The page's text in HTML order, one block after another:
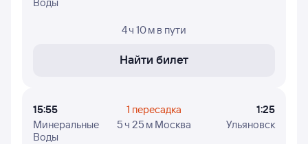
быть неактуальными или не полностью представлены.
Цены в расписании указаны ориентировочные:
двое суток. В случае, если цена не отображена,
на конкретный рейс в Ульяновск и увидеть точные цены
- нажимайте кнопку «Найти билет» и приступайте
к поиску авиабилетов.
4 ч 10 м в пути
Найти билет
15:55
Минеральные
Воды
1 пересадка
5 ч 25 м Москва
1:25
Ульяновск